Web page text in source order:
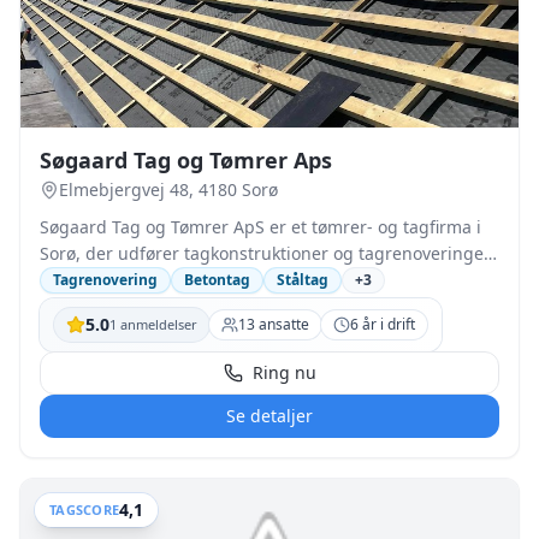
Søgaard Tag og Tømrer Aps
Elmebjergvej 48, 4180 Sorø
Søgaard Tag og Tømrer ApS er et tømrer- og tagfirma i
Sorø, der udfører tagkonstruktioner og tagrenoveringer
for både private og virksomheder på Sjælland.
Virksomheden drives af Oliver Bangsgård Søgaard
Jensen og kan varetage komplette udskiftninger af
ældre tage, herunder fornyelse af spær og undertag,
når konstruktionen er nedslidt. På de viste projekter
arbejder firmaet med Cembrit B7, ståltag fra Plastmo,
IBF betontagsten, montering af Velux ovenlysvinduer
i forbindelse med tagprojekter, så taget opgraderes
samtidig. Selskabet er registreret som anpartsselskab
Tagrenovering Betontag Ståltag +3
5.01 anmeldelser 13ansatte 6år i drift
Ring nu
Se detaljer
TAGSCORE4,1